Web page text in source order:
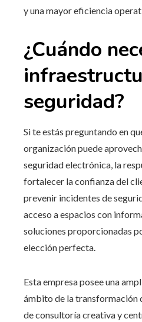
y una mayor eficiencia
¿Cuándo
seguridad?
Si te estás preguntando en
organización puede
seguridad electrónica, la
fortalecer la confianza del
prevenir incidentes de
acceso a espacios con
soluciones proporcionadas
elección perfecta.
Esta empresa posee una
ámbito de la transformación
de consultoría creativa y